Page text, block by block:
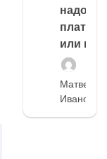
надо
платить
или
Матвей
Иванов